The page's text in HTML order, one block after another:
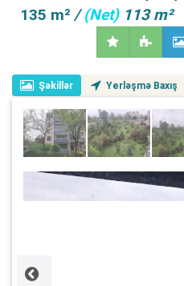
135 m² /(Net)113 m²
Şəkillər Yerləşmə Baxış